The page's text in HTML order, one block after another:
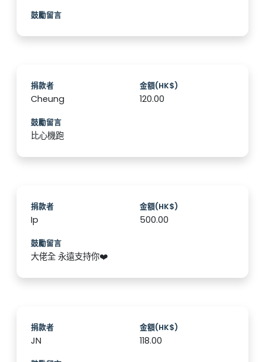
鼓勵留言
捐款者
Cheung
金額(HK$)
120.00
鼓勵留言
比心機跑
捐款者
Ip
金額(HK$)
500.00
鼓勵留言
大佬全 永遠支持你❤️
捐款者
JN
金額(HK$)
118.00